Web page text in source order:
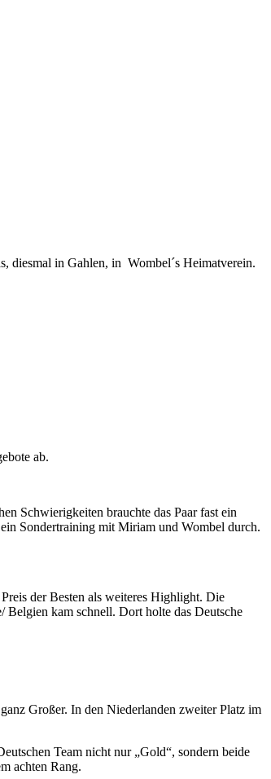
diesmal in Gahlen, in Wombel´s Heimatverein.
ab.
Schwierigkeiten brauchte das Paar fast ein
ein Sondertraining mit Miriam und Wombel durch.
der Besten als weiteres Highlight. Die
Belgien kam schnell. Dort holte das Deutsche
Großer. In den Niederlanden zweiter Platz im
Team nicht nur „Gold“, sondern beide
achten Rang.